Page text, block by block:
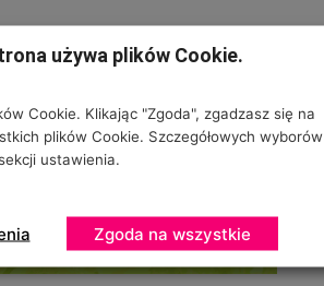
używa plików Cookie.
Cookie. Klikając "Zgoda", zgadzasz się na
plików Cookie. Szczegółowych wyborów
ustawienia.
Zgoda na wszystkie